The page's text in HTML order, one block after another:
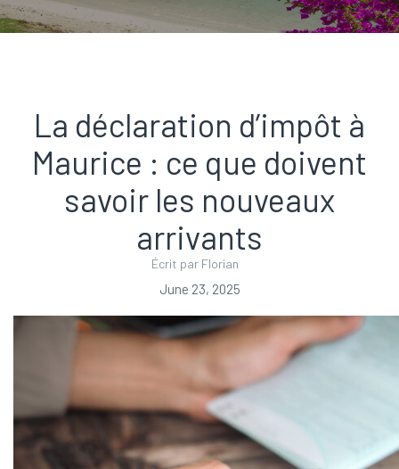
La déclaration d’impôt à
Maurice : ce que doivent
savoir les nouveaux
arrivants
Écrit par Florian
June 23, 2025